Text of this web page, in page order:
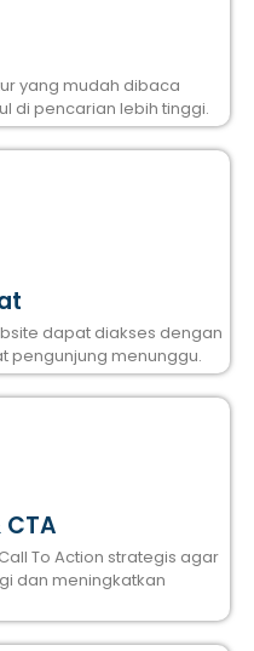
yang mudah dibaca
di pencarian lebih tinggi.
dapat diakses dengan
pengunjung menunggu.
To Action strategis agar
dan meningkatkan